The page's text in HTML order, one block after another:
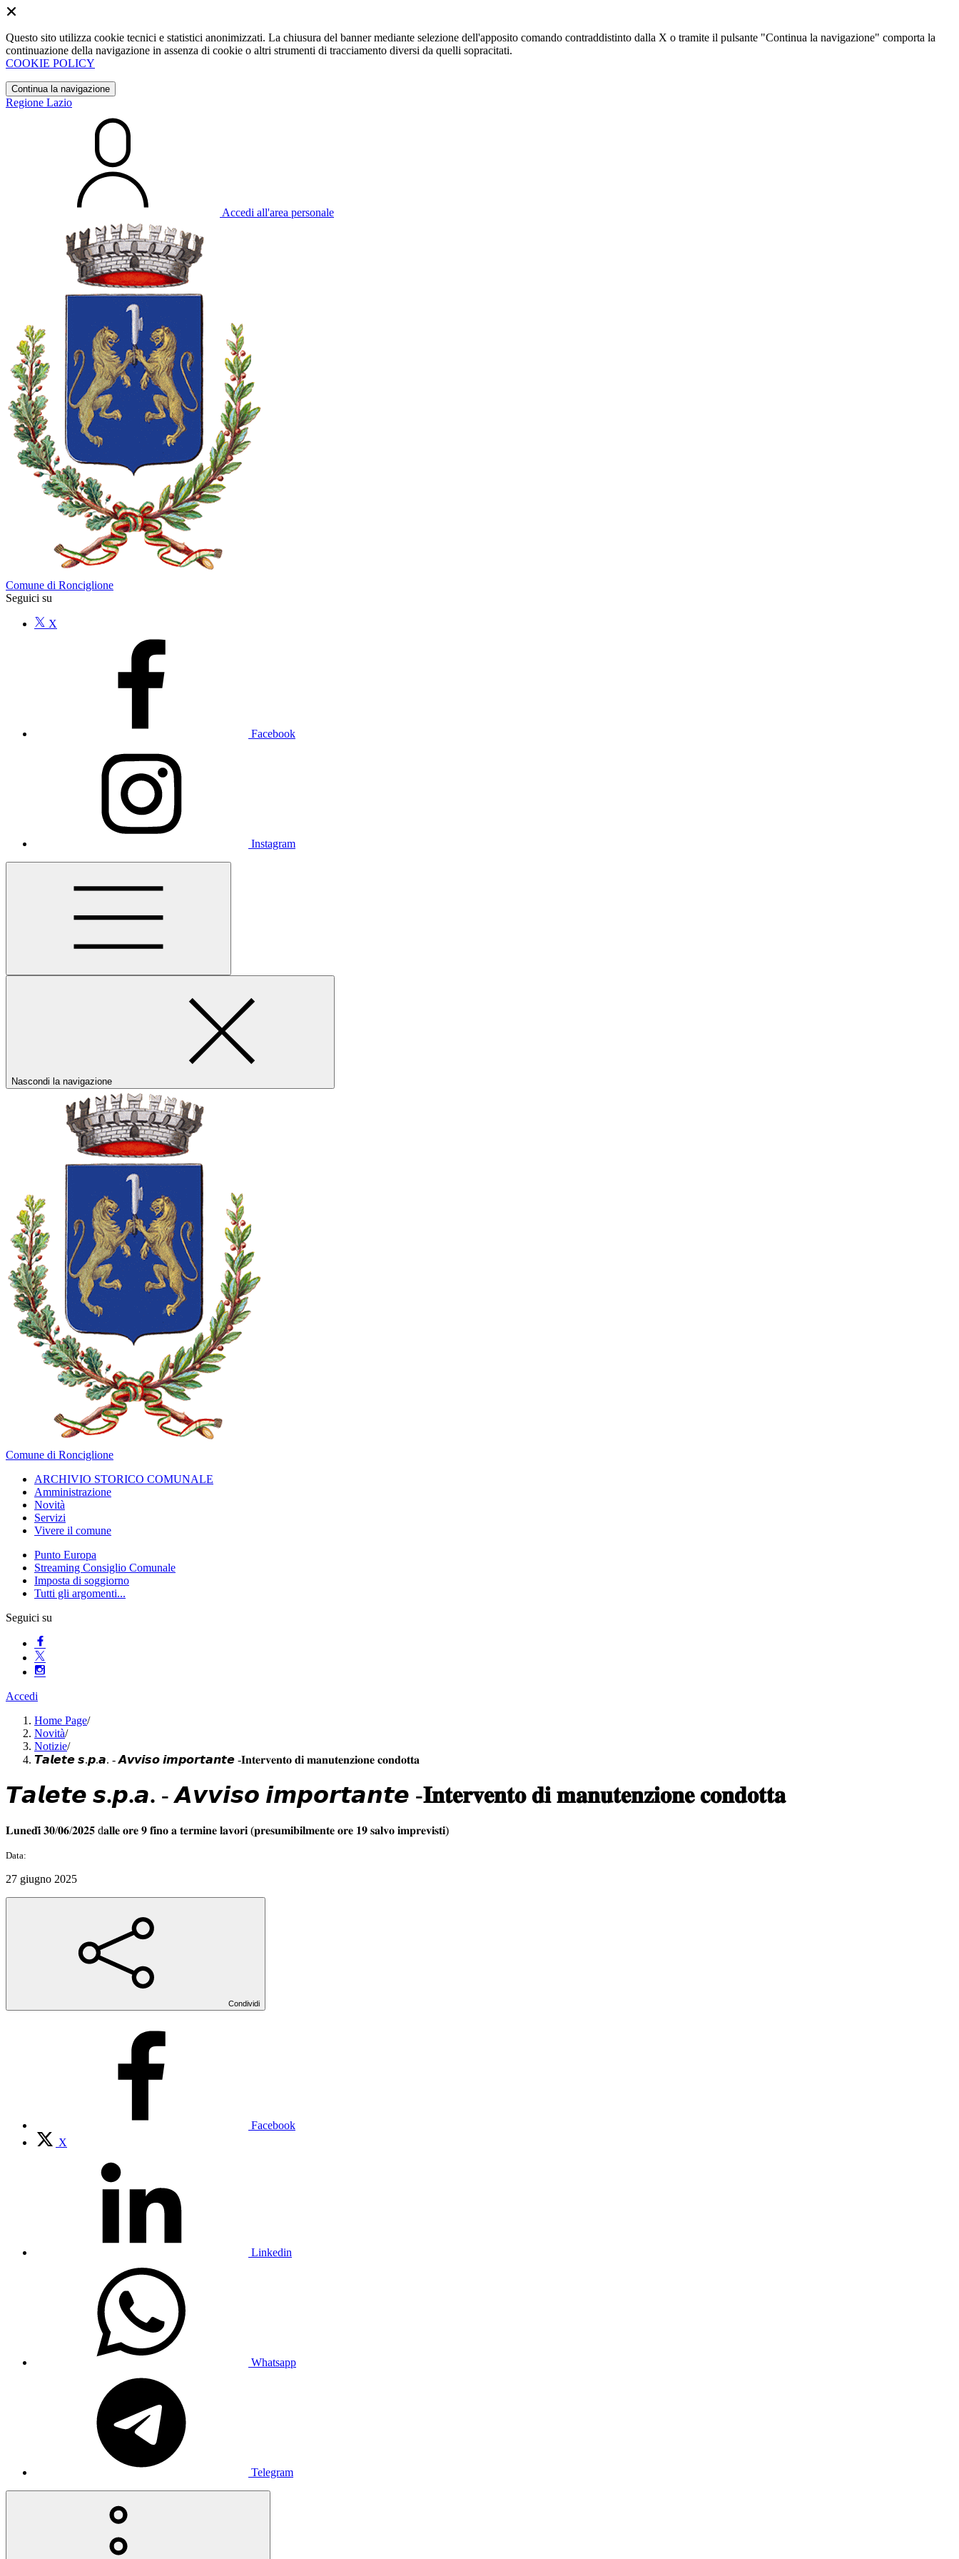
Questo sito utilizza cookie tecnici e statistici anonimizzati. La chiusura del banner mediante selezione dell'apposito comando contraddistinto dalla X o tramite il pulsante "Continua la navigazione" comporta la
continuazione della navigazione in assenza di cookie o altri strumenti di tracciamento diversi da quelli sopracitati.
COOKIE POLICY
Continua la navigazione
Regione Lazio
Accedi all'area personale
Comune di Ronciglione
Seguici su
X
Facebook
Instagram
Nascondi la navigazione
Comune di Ronciglione
ARCHIVIO STORICO COMUNALE
Amministrazione
Novità
Servizi
Vivere il comune
Punto Europa
Streaming Consiglio Comunale
Imposta di soggiorno
Tutti gli argomenti...
Seguici su
Accedi
Home Page/
Novità/
Notizie/
𝙏𝙖𝙡𝙚𝙩𝙚 𝙨.𝙥.𝙖. - 𝘼𝙫𝙫𝙞𝙨𝙤 𝙞𝙢𝙥𝙤𝙧𝙩𝙖𝙣𝙩𝙚 -𝐈𝐧𝐭𝐞𝐫𝐯𝐞𝐧𝐭𝐨 𝐝𝐢 𝐦𝐚𝐧𝐮𝐭𝐞𝐧𝐳𝐢𝐨𝐧𝐞 𝐜𝐨𝐧𝐝𝐨𝐭𝐭𝐚
𝙏𝙖𝙡𝙚𝙩𝙚 𝙨.𝙥.𝙖. - 𝘼𝙫𝙫𝙞𝙨𝙤 𝙞𝙢𝙥𝙤𝙧𝙩𝙖𝙣𝙩𝙚 -𝐈𝐧𝐭𝐞𝐫𝐯𝐞𝐧𝐭𝐨 𝐝𝐢 𝐦𝐚𝐧𝐮𝐭𝐞𝐧𝐳𝐢𝐨𝐧𝐞 𝐜𝐨𝐧𝐝𝐨𝐭𝐭𝐚
𝐋𝐮𝐧𝐞𝐝𝐢̀ 𝟑𝟎/𝟎𝟔/𝟐𝟎𝟐𝟓 d𝐚𝐥𝐥𝐞 𝐨𝐫𝐞 𝟗 𝐟𝐢𝐧𝐨 𝐚 𝐭𝐞𝐫𝐦𝐢𝐧𝐞 𝐥𝐚𝐯𝐨𝐫𝐢 (𝐩𝐫𝐞𝐬𝐮𝐦𝐢𝐛𝐢𝐥𝐦𝐞𝐧𝐭𝐞 𝐨𝐫𝐞 𝟏𝟗 𝐬𝐚𝐥𝐯𝐨 𝐢𝐦𝐩𝐫𝐞𝐯𝐢𝐬𝐭𝐢)
Data:
27 giugno 2025
Condividi
Facebook
X
Linkedin
Whatsapp
Telegram